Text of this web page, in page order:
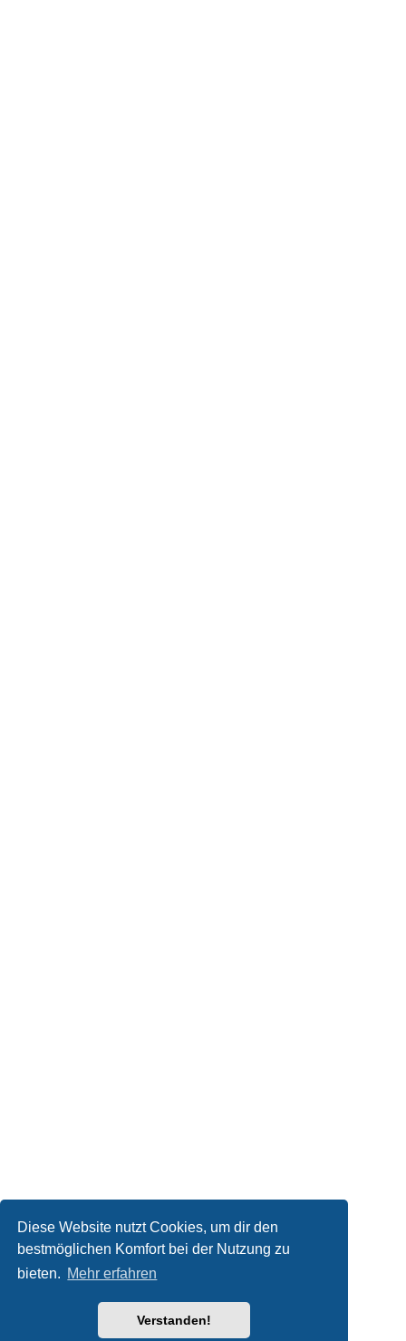
Diese Website nutzt Cookies, um dir den
bestmöglichen Komfort bei der Nutzung zu
bieten. Mehr erfahren
Verstanden!